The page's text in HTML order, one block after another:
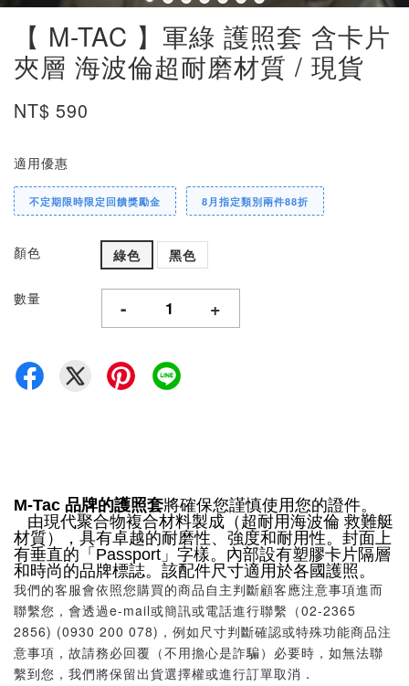
【 M-TAC 】軍綠 護照套 含卡片
夾層 海波倫超耐磨材質 / 現貨
NT$ 590
適用優惠
不定期限時限定回饋獎勵金 8月指定類別兩件88折
顏色 綠色 黑色
數量 - +
M-Tac 品牌的護照套將確保您謹慎使用您的證件。
由現代聚合物複合材料製成（超耐用海波倫 救難艇
材質），具有卓越的耐磨性、強度和耐用性。封面上
有垂直的「Passport」字樣。內部設有塑膠卡片隔層
和時尚的品牌標誌。 該配件尺寸適用於各國護照。
我們的客服會依照您購買的商品自主判斷顧客應注意事項進而
聯繫您，會透過e-mail或簡訊或電話進行聯繫（02-2365
2856) (0930 200 078)，例如尺寸判斷確認或特殊功能商品注
意事項，故請務必回覆（不用擔心是詐騙）必要時，如無法聯
繫到您，我們將保留出貨選擇權或進行訂單取消．